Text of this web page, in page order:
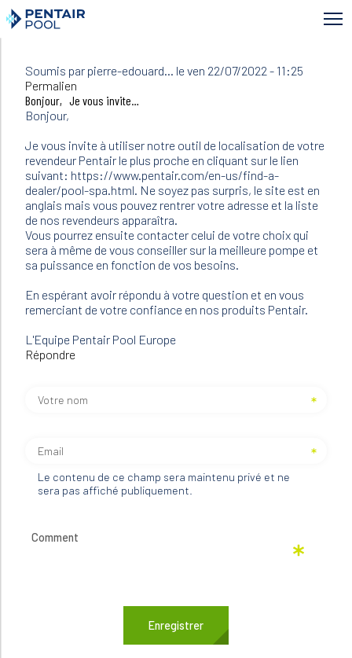
Aller
au
contenu
Soumis par pierre-edouard… le ven 22/07/2022 - 11:25
En
réponse
à
Je
cherche…
par
Brunetiere
(non
vérifié)
Permalien
Bonjour, Je vous invite…
Bonjour,
Je vous invite à utiliser notre outil de localisation de votre
revendeur Pentair le plus proche en cliquant sur le lien
suivant: https://www.pentair.com/en-us/find-a-
dealer/pool-spa.html. Ne soyez pas surpris, le site est en
anglais mais vous pouvez rentrer votre adresse et la liste
de nos revendeurs apparaîtra.
Vous pourrez ensuite contacter celui de votre choix qui
sera à même de vous conseiller sur la meilleure pompe et
sa puissance en fonction de vos besoins.
En espérant avoir répondu à votre question et en vous
remerciant de votre confiance en nos produits Pentair.
L'Equipe Pentair Pool Europe
Répondre
Le contenu de ce champ sera maintenu privé et ne
sera pas affiché publiquement.